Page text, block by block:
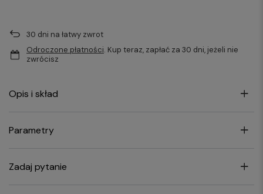
30 dni na łatwy zwrot
Odroczone płatności. Kup teraz, zapłać za 30 dni, jeżeli nie
zwrócisz
Opis i skład
Parametry
Zadaj pytanie